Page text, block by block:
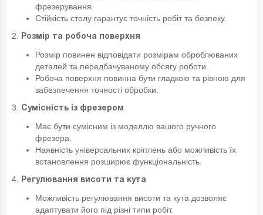
фрезерування.
Стійкість столу гарантує точність робіт та безпеку.
2.
Розмір та робоча поверхня
Розмір повинен відповідати розмірам оброблюваних
деталей та передбачуваному обсягу роботи.
Робоча поверхня повинна бути гладкою та рівною для
забезпечення точності обробки.
3.
Сумісність із фрезером
Має бути сумісним із моделлю вашого ручного
фрезера.
Наявність універсальних кріплень або можливість їх
встановлення розширює функціональність.
4.
Регулювання висоти та кута
Можливість регулювання висоти та кута дозволяє
адаптувати його під різні типи робіт.